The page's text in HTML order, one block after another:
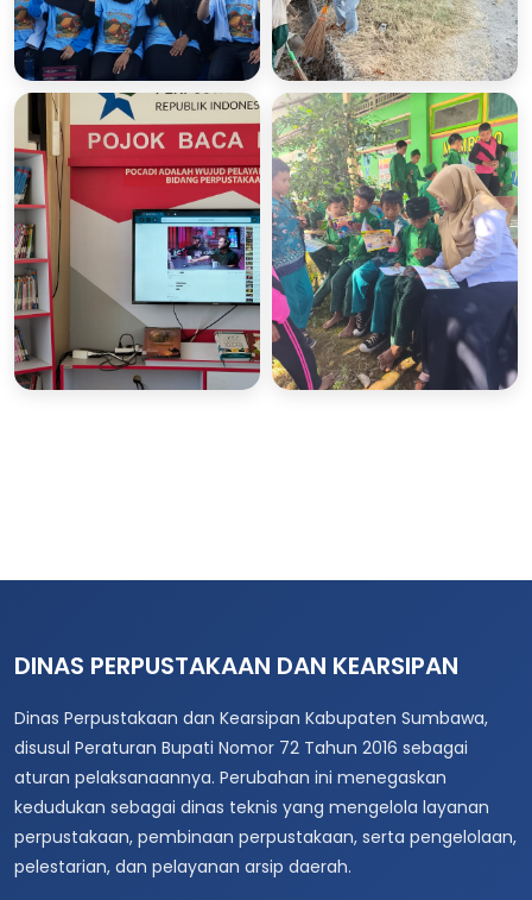
Gerakan Literasi
Tradisional
(Gelitra) Bersama
Bunda Literasi
Provinsi NTB
05 Jul 2026
1 foto
151 views
Kegiatan Gotong
Ronyong
26 Jun 2026
1 foto
29 views
DINAS PERPUSTAKAAN DAN KEARSIPAN
Dinas Perpustakaan dan Kearsipan Kabupaten Sumbawa,
disusul Peraturan Bupati Nomor 72 Tahun 2016 sebagai
aturan pelaksanaannya. Perubahan ini menegaskan
kedudukan sebagai dinas teknis yang mengelola layanan
perpustakaan, pembinaan perpustakaan, serta pengelolaan,
pelestarian, dan pelayanan arsip daerah.